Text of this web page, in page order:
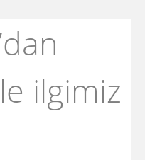
ilgimiz